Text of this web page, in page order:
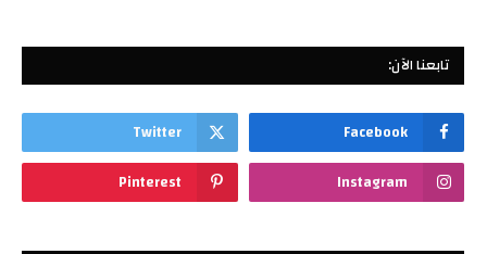
تابعنا الآن:
Facebook
Twitter
Instagram
Pinterest